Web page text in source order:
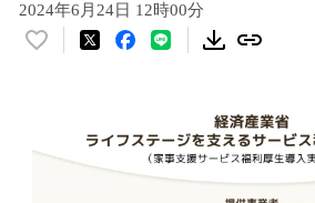
2024年6月24日 12時00分
い